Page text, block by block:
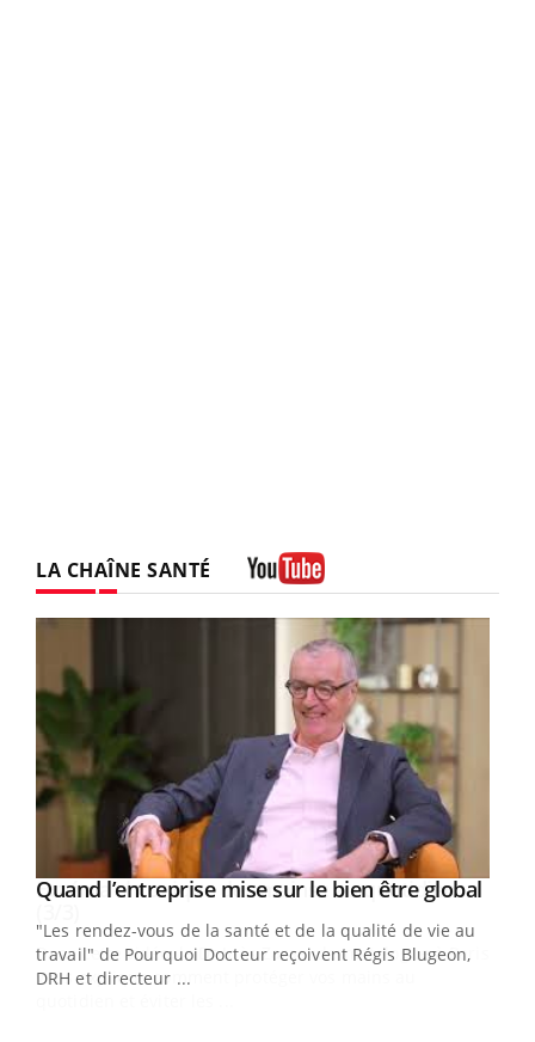
LA CHAÎNE SANTÉ
Youtube
Quand l’entreprise mise sur le bien être global
"Les rendez-vous de la santé et de la qualité de vie au
travail" de Pourquoi Docteur reçoivent Régis Blugeon,
DRH et directeur ...
Youtube
Eczéma chronique des mains : au quotidien
Dans cette vidéo, le Dr Inès Zaraa, dermatologue à Paris,
vous explique comment protéger vos mains au